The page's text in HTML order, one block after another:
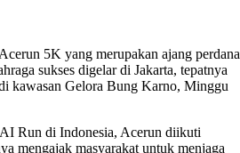
5K yang merupakan ajang perdana
sukses digelar di Jakarta, tepatnya
kawasan Gelora Bung Karno, Minggu
Run di Indonesia, Acerun diikuti
mengajak masyarakat untuk menjaga